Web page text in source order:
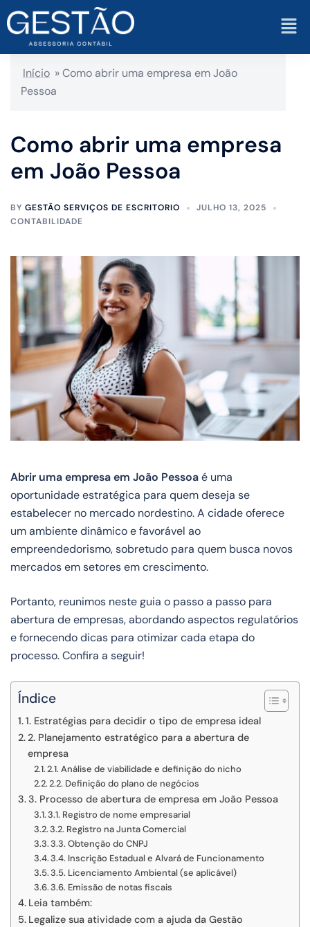
Início »Como abrir uma empresa em João
Pessoa
Como abrir uma empresa
em João Pessoa
BY GESTÃO SERVIÇOS DE ESCRITORIO
JULHO 13, 2025
CONTABILIDADE
Abrir uma empresa em João Pessoaé uma
oportunidade estratégica para quem deseja se
estabelecer no mercado nordestino. A cidade oferece
um ambiente dinâmico e favorável ao
empreendedorismo, sobretudo para quem busca novos
mercados em setores em crescimento.
Portanto, reunimos neste guia o passo a passo para
abertura de empresas, abordando aspectos regulatórios
e fornecendo dicas para otimizar cada etapa do
processo. Confira a seguir!
Índice
1. Estratégias para decidir o tipo de empresa ideal
2. Planejamento estratégico para a abertura de
empresa
2.1. Análise de viabilidade e definição do nicho
2.2. Definição do plano de negócios
3. Processo de abertura de empresa em João Pessoa
3.1. Registro de nome empresarial
3.2. Registro na Junta Comercial
3.3. Obtenção do CNPJ
3.4. Inscrição Estadual e Alvará de Funcionamento
3.5. Licenciamento Ambiental (se aplicável)
3.6. Emissão de notas fiscais
Leia também:
Legalize sua atividade com a ajuda da Gestão